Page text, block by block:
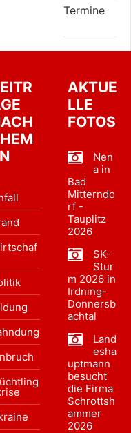
Termine
AKTUE
LLE
FOTOS
Nen
a in
Bad
Mitterndo
rf -
Tauplitz
2026
SK-
Stur
m 2026 in
Irdning-
Donnersb
achtal
Land
esha
uptmann
besucht
die Firma
Schrottsh
ammer
2026